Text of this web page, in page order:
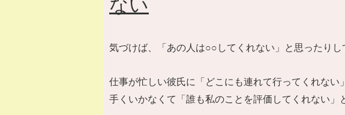
ない
気づけば、「あの人は○○してくれない」と思ったりし
仕事が忙しい彼氏に「どこにも連れて行ってくれない
手くいかなくて「誰も私のことを評価してくれない」